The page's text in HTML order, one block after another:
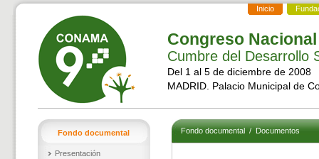
Inicio
Congreso
Cumbre del Desarrollo
Del 1 al 5 de diciembre de 2008
MADRID. Palacio Municipal de
Fondo documental
Presentación
Fondo documental/Documentos